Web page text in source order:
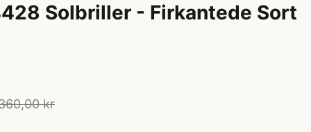
Solbriller - Firkantede Sort
kr